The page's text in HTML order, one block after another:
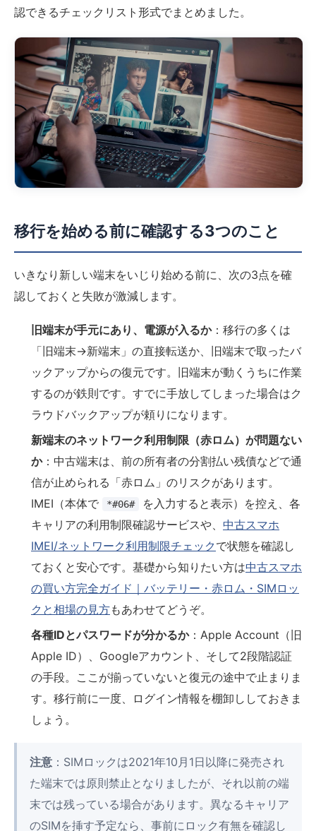
認できるチェックリスト形式でまとめました。
移行を始める前に確認する3つのこと
いきなり新しい端末をいじり始める前に、次の3点を確
認しておくと失敗が激減します。
旧端末が手元にあり、電源が入るか：移行の多くは
「旧端末→新端末」の直接転送か、旧端末で取ったバ
ックアップからの復元です。旧端末が動くうちに作業
するのが鉄則です。すでに手放してしまった場合はク
ラウドバックアップが頼りになります。
新端末のネットワーク利用制限（赤ロム）が問題ない
か：中古端末は、前の所有者の分割払い残債などで通
信が止められる「赤ロム」のリスクがあります。
IMEI（本体で
*#06#
を入力すると表示）を控え、各
キャリアの利用制限確認サービスや、 中古スマホ
IMEI/ネットワーク利用制限チェック で状態を確認し
ておくと安心です。基礎から知りたい方は中古スマホ
の買い方完全ガイド｜バッテリー・赤ロム・SIMロッ
クと相場の見方もあわせてどうぞ。
各種IDとパスワードが分かるか：Apple Account（旧
Apple ID）、Googleアカウント、そして2段階認証
の手段。ここが揃っていないと復元の途中で止まりま
す。移行前に一度、ログイン情報を棚卸ししておきま
しょう。
注意 ：SIMロックは2021年10月1日以降に発売され
た端末では原則禁止となりましたが、それ以前の端
末では残っている場合があります。異なるキャリア
のSIMを挿す予定なら、事前にロック有無を確認し